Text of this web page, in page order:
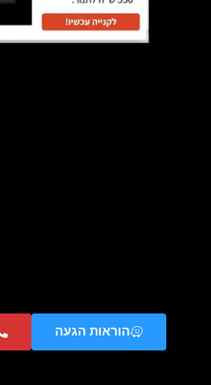
1,089
הוספה לסל
הוספה לסל
הוראות הגעה